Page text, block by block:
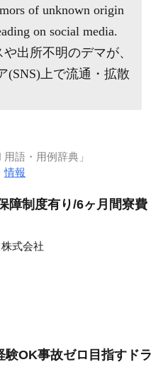
of unknown origin
on social media.
出所不明のデマが、
(SNS)上で流通・拡散
語・用例辞典」
情報
障制度有り/6ヶ月間寮費
式会社
験OK事故ゼロ目指すドラ